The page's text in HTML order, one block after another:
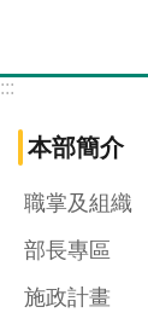
:::
本部簡介
職掌及組織
部長專區
施政計畫